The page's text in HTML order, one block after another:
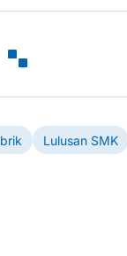
Lulusan SMK